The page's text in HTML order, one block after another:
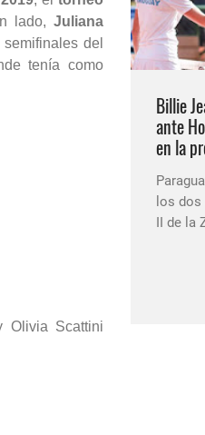
lado,Juliana
del
tenía como
Olivia Scattini
Billie
ante
en la
los
II de